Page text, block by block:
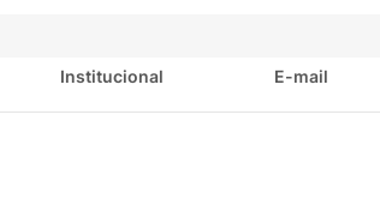
Institucional E-mail